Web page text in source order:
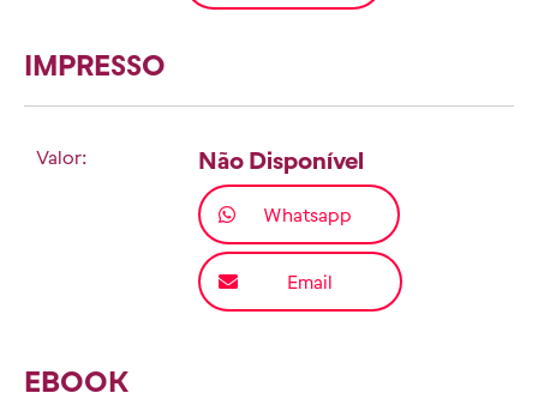
IMPRESSO
Valor: Não Disponível
Whatsapp
Email
EBOOK